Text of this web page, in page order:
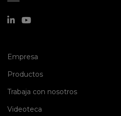
Empresa
Productos(current)
Trabaja con nosotros(current)
Videoteca